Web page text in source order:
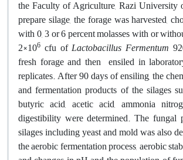
the Faculty of Agriculture, Razi University
prepare silage, the forage was harvested,
with 0, 3 or 6 percent molasses with or
2×106 cfu ofLactobacillus Fermentum
fresh forage and then ensiled in
replicates. After 90 days of ensiling, the
and fermentation products of the silages
butyric acid, acetic acid, ammonia
digestibility were determined. The fungal
silages including yeast and mold was also
the aerobic fermentation process, aerobic